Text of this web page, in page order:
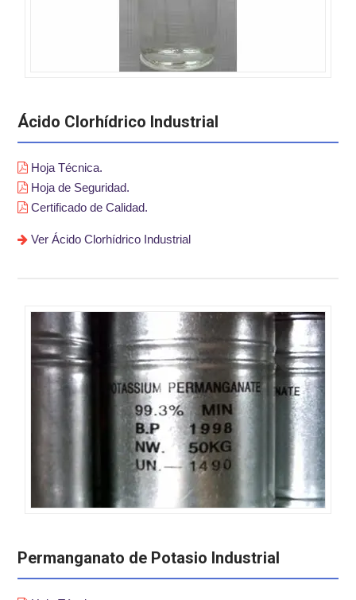
Ácido Clorhídrico Industrial
Hoja Técnica.
Hoja de Seguridad.
Certificado de Calidad.
Ver Ácido Clorhídrico Industrial
Permanganato de Potasio Industrial